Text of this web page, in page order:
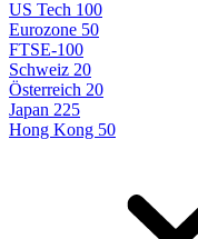
US Tech 100
Eurozone 50
FTSE-100
Schweiz 20
Österreich 20
Japan 225
Hong Kong 50